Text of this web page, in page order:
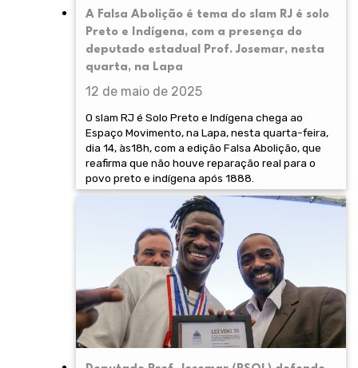
A Falsa Abolição é tema do slam RJ é solo
Preto e Indígena, com a presença do
deputado estadual Prof. Josemar, nesta
quarta, na Lapa
12 de maio de 2025
O slam RJ é Solo Preto e Indígena chega ao
Espaço Movimento, na Lapa, nesta quarta-feira,
dia 14, às18h, com a edição Falsa Abolição, que
reafirma que não houve reparação real para o
povo preto e indígena após 1888.